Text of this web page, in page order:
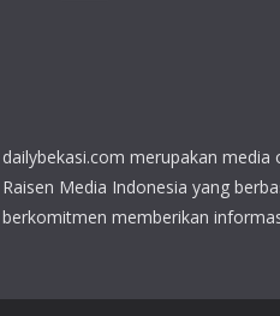
dailybekasi.com merupakan media
Raisen Media Indonesia yang
berkomitmen memberikan